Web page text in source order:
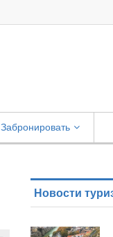
Забронировать
Новости